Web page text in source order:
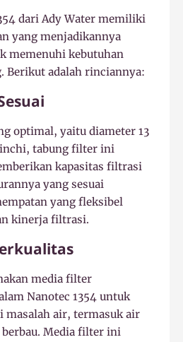
dari Ady Water memiliki
yang menjadikannya
memenuhi kebutuhan
Berikut adalah rinciannya:
optimal, yaitu diameter 13
tabung filter ini
kapasitas filtrasi
yang sesuai
yang fleksibel
kinerja filtrasi.
media filter
Nanotec 1354 untuk
masalah air, termasuk air
Media filter ini